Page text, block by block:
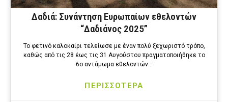
Δαδιά: Συνάντηση Ευρωπαίων εθελοντών
“Δαδιάνος 2025”
Το φετινό καλοκαίρι τελείωσε με έναν πολύ ξεχωριστό τρόπο,
καθώς από τις 28 έως τις 31 Αυγούστου πραγματοποιήθηκε το
6ο αντάμωμα εθελοντών…
ΠΕΡΙΣΣΟΤΕΡΑ